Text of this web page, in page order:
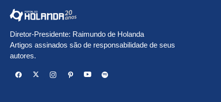
Diretor-Presidente: Raimundo de Holanda
Artigos assinados são de responsabilidade de seus
autores.